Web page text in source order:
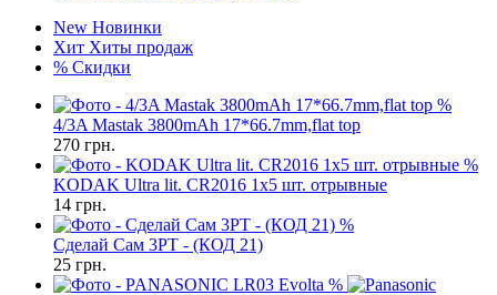
New Новинки
Хит Хиты продаж
% Скидки
%
4/3A Mastak 3800mAh 17*66.7mm,flat top
270 грн.
%
KODAK Ultra lit. CR2016 1х5 шт. отрывные
14 грн.
%
Сделай Сам 3PT - (КОД 21)
25 грн.
%